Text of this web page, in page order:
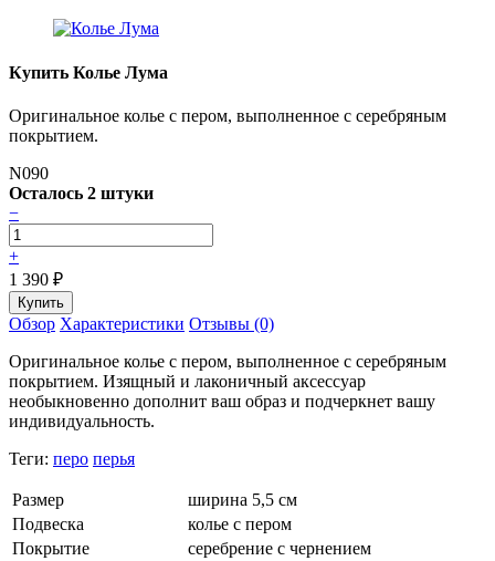
Купить Колье Лума
Оригинальное колье с пером, выполненное с серебряным
покрытием.
N090
Осталось 2 штуки
−
+
1 390 ₽
Обзор Характеристики Отзывы (0)
Оригинальное колье с пером, выполненное с серебряным
покрытием. Изящный и лаконичный аксессуар
необыкновенно дополнит ваш образ и подчеркнет вашу
индивидуальность.
Теги: перо перья
Размер
ширина 5,5 см
Подвеска
колье с пером
Покрытие
серебрение с чернением